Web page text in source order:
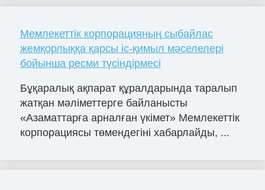
Мемлекеттік корпорацияның сыбайлас
жемқорлыққа қарсы іс-қимыл мәселелері
бойынша ресми түсіндірмесі
Бұқаралық ақпарат құралдарында таралып
жатқан мәліметтерге байланысты
«Азаматтарға арналған үкімет» Мемлекеттік
корпорациясы төмендегіні хабарлайды, ...